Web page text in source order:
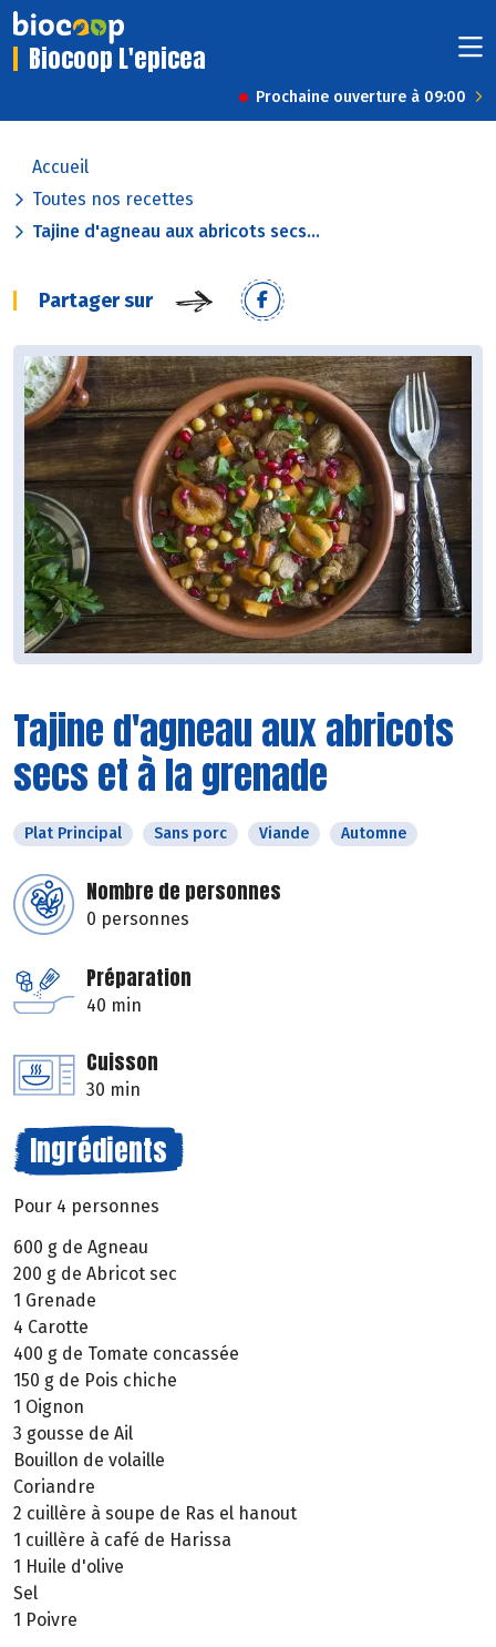
Biocoop L'epicea
Prochaine ouverture à 09:00
Accueil
Toutes nos recettes
Tajine d'agneau aux abricots secs...
Partager sur
Tajine d'agneau aux abricots
secs et à la grenade
Plat Principal Sans porc Viande Automne
Nombre de personnes
0 personnes
Préparation
40 min
Cuisson
30 min
Ingrédients
Pour 4 personnes
600 g de Agneau
200 g de Abricot sec
1 Grenade
4 Carotte
400 g de Tomate concassée
150 g de Pois chiche
1 Oignon
3 gousse de Ail
Bouillon de volaille
Coriandre
2 cuillère à soupe de Ras el hanout
1 cuillère à café de Harissa
1 Huile d'olive
Sel
1 Poivre